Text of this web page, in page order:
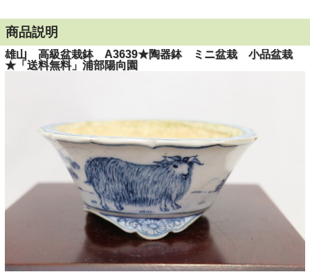
商品説明
雄山 高級盆栽鉢 A3639★陶器鉢 ミニ盆栽 小品盆栽
★「送料無料」浦部陽向園